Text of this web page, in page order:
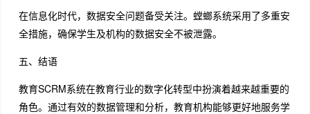
在信息化时代，数据安全问题备受关注。螳螂系统采用了多重安
全措施，确保学生及机构的数据安全不被泄露。
五、结语
教育SCRM系统在教育行业的数字化转型中扮演着越来越重要的
角色。通过有效的数据管理和分析，教育机构能够更好地服务学